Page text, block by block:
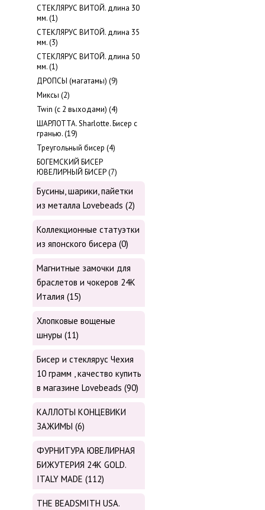
СТЕКЛЯРУС ВИТОЙ. длина 30
мм. (1)
СТЕКЛЯРУС ВИТОЙ. длина 35
мм. (3)
СТЕКЛЯРУС ВИТОЙ. длина 50
мм. (1)
ДРОПСЫ (магатамы) (9)
Миксы (2)
Twin (с 2 выходами) (4)
ШАРЛОТТА. Sharlotte. Бисер с
гранью. (19)
Треугольный бисер (4)
БОГЕМСКИЙ БИСЕР
ЮВЕЛИРНЫЙ БИСЕР (7)
Бусины, шарики, пайетки
из металла Lovebeads (2)
Коллекционные статуэтки
из японского бисера (0)
Магнитные замочки для
браслетов и чокеров 24К
Италия (15)
Хлопковые вощеные
шнуры (11)
Бисер и стеклярус Чехия
10 грамм , качество купить
в магазине Lovebeads (90)
КАЛЛОТЫ КОНЦЕВИКИ
ЗАЖИМЫ (6)
ФУРНИТУРА ЮВЕЛИРНАЯ
БИЖУТЕРИЯ 24К GOLD.
ITALY MADE (112)
THE BEADSMITH USA.